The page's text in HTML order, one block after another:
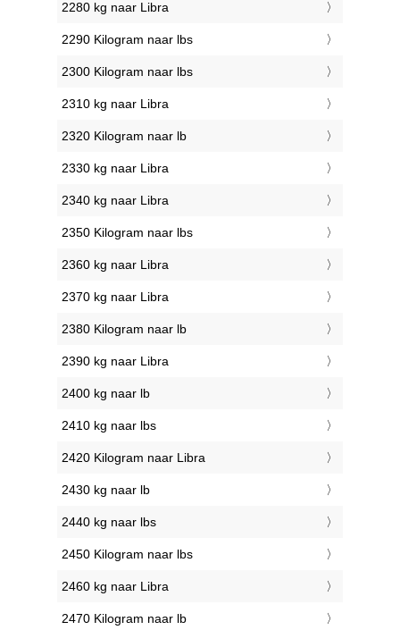
2280 kg naar Libra
2290 Kilogram naar lbs
2300 Kilogram naar lbs
2310 kg naar Libra
2320 Kilogram naar lb
2330 kg naar Libra
2340 kg naar Libra
2350 Kilogram naar lbs
2360 kg naar Libra
2370 kg naar Libra
2380 Kilogram naar lb
2390 kg naar Libra
2400 kg naar lb
2410 kg naar lbs
2420 Kilogram naar Libra
2430 kg naar lb
2440 kg naar lbs
2450 Kilogram naar lbs
2460 kg naar Libra
2470 Kilogram naar lb